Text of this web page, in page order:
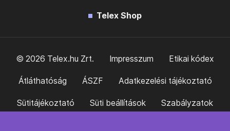
Telex Shop
© 2026 Telex.hu Zrt. Impresszum Etikai kódex
Átláthatóság ÁSZF Adatkezelési tájékoztató
Sütitájékoztató Süti beállítások Szabályzatok